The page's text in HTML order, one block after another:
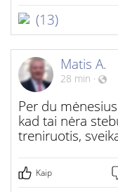
(13)
Matis A.
28 min ·
Per du
kad tai nėra
treniruotis,
Kaip